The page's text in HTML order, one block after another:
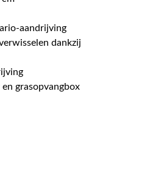
aandrijving
dankzij
grasopvangbox